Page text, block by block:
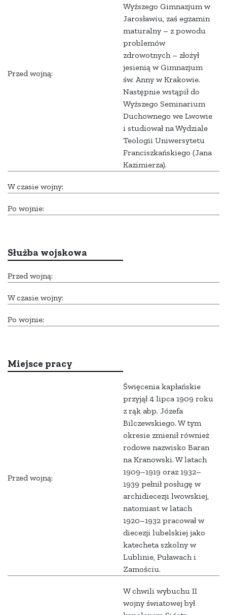
Przed wojną:
Wyższego Gimnazjum w
Jarosławiu, zaś egzamin
maturalny – z powodu
problemów
zdrowotnych – złożył
jesienią w Gimnazjum
św. Anny w Krakowie.
Następnie wstąpił do
Wyższego Seminarium
Duchownego we Lwowie
i studiował na Wydziale
Teologii Uniwersytetu
Franciszkańskiego (Jana
Kazimierza).
W czasie wojny:
Po wojnie:
Służba wojskowa
Przed wojną:
W czasie wojny:
Po wojnie:
Miejsce pracy
Przed wojną:
Święcenia kapłańskie
przyjął 4 lipca 1909 roku
z rąk abp. Józefa
Bilczewskiego. W tym
okresie zmienił również
rodowe nazwisko Baran
na Kranowski. W latach
1909–1919 oraz 1932–
1939 pełnił posługę w
archidiecezji lwowskiej,
natomiast w latach
1920–1932 pracował w
diecezji lubelskiej jako
katecheta szkolny w
Lublinie, Puławach i
Zamościu.
W chwili wybuchu II
wojny światowej był